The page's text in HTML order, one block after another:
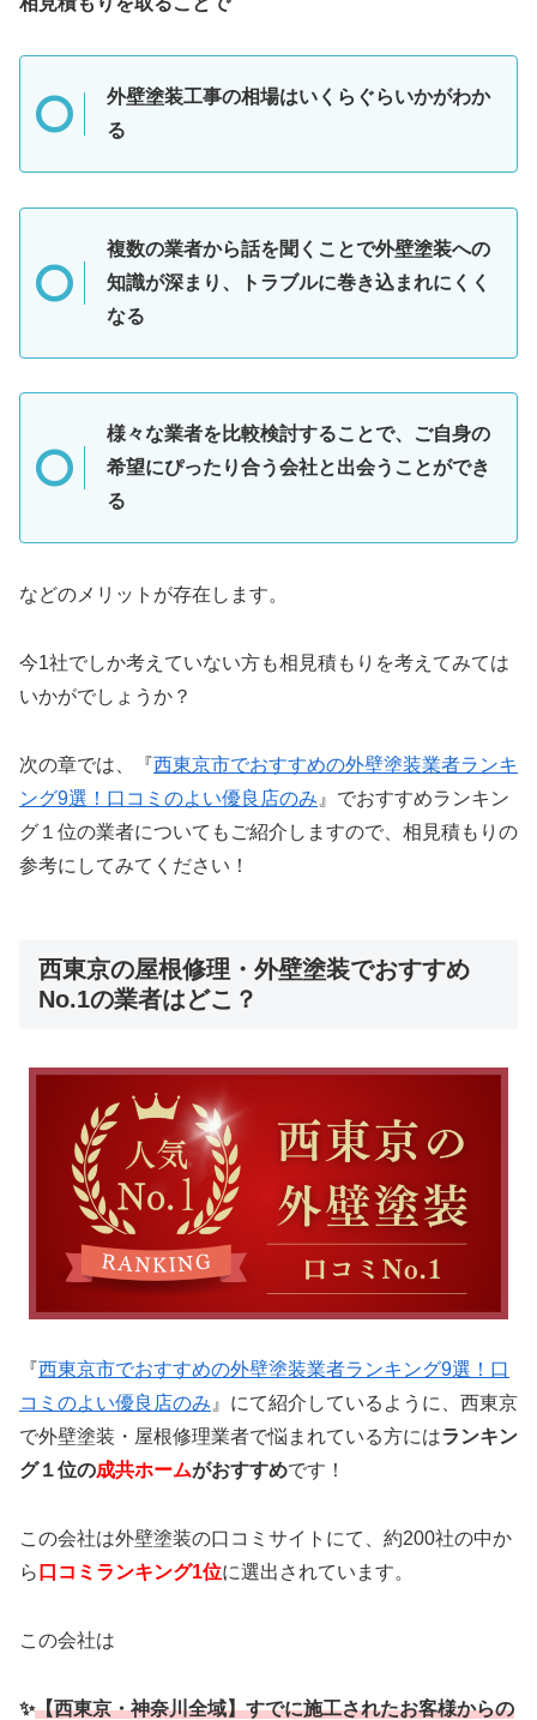
外壁塗装工事の相場はいくらぐらいかがわか
る
複数の業者から話を聞くことで外壁塗装への
知識が深まり、トラブルに巻き込まれにくく
なる
様々な業者を比較検討することで、ご自身の
希望にぴったり合う会社と出会うことができ
る
などのメリットが存在します。
今1社でしか考えていない方も相見積もりを考えてみては
いかがでしょうか？
次の章では、『西東京市でおすすめの外壁塗装業者ランキ
ング9選！口コミのよい優良店のみ 』 でおすすめランキン
グ１位の業者についてもご紹介しますので、相見積もりの
参考にしてみてください！
西東京の屋根修理・外壁塗装でおすすめ
No.1の業者はどこ？
『西東京市でおすすめの外壁塗装業者ランキング9選！口
コミのよい優良店のみ 』にて紹介しているように、西東京
で外壁塗装・屋根修理業者で悩まれている方にはランキン
グ１位の成共ホームがおすすめです！
この会社は外壁塗装の口コミサイトにて、約200社の中か
ら 口コミランキング1位に選出されています。
この会社は
✨【西東京・神奈川全域】すでに施工されたお客様からの